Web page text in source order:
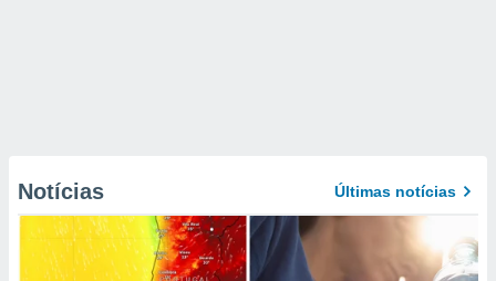
Notícias Últimas notícias